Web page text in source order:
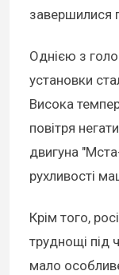
завершилися
Однією з
установки
Висока
повітря
двигуна
рухливості
Крім того,
труднощі під
мало